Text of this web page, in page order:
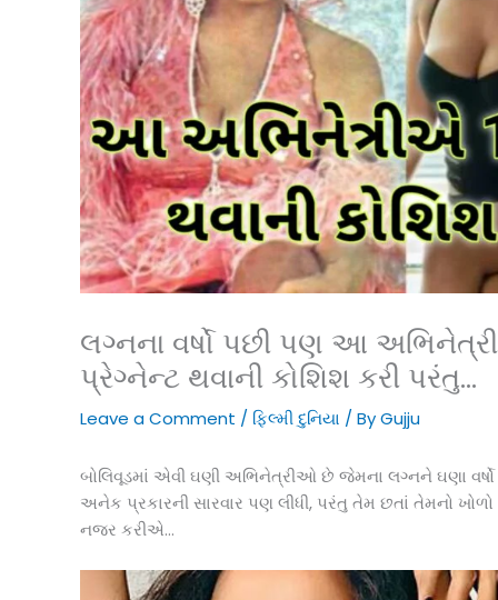
લગ્નના વર્ષો પછી પણ આ
પ્રેગ્નેન્ટ થવાની કોશિશ કરી પરંતુ…
Leave a Comment / ફિલ્મી દુનિયા / ByGujju
બોલિવૂડમાં એવી ઘણી અભિનેત્રીઓ છે જેમના લગ્નને ઘણા
અનેક પ્રકારની સારવાર પણ લીધી, પરંતુ તેમ છતાં તેમનો
નજર કરીએ…